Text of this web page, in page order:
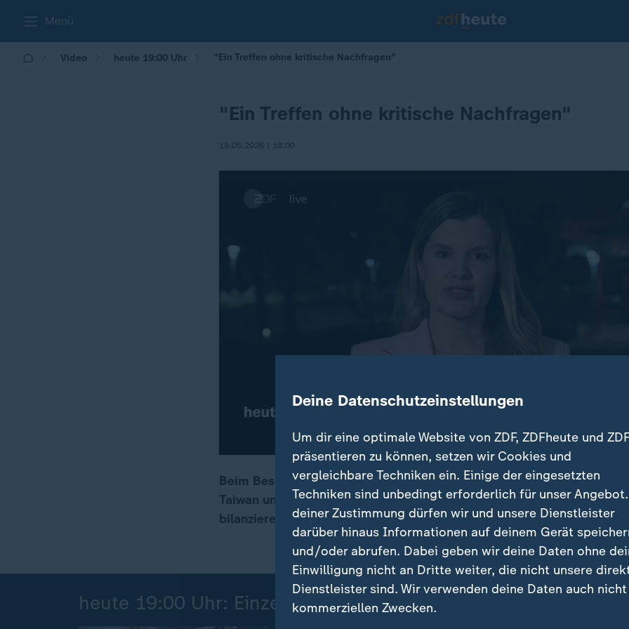
Menü
Video heute 19:00 Uhr "Ein Treffen ohne kritische Nachfragen"
"Ein Treffen ohne kritische Nachfragen"
15.05.2026 | 19:00
00:17 02:48
Beim Besuch von US-Präsident Trump in China ging es um
Taiwan und Iran. Die ZDF-Korrespondenten Elisabeth Schmidt und
bilanzieren die Ergebnisse.
heute 19:00 Uhr: Einzelbeiträge
Deine Datenschutzeinstellungen
Um dir eine optimale Website von ZDF, ZDFheute und
präsentieren zu können, setzen wir Cookies und
vergleichbare Techniken ein. Einige der eingesetzten
Techniken sind unbedingt erforderlich für unser
deiner Zustimmung dürfen wir und unsere Dienstleister
darüber hinaus Informationen auf deinem Gerät
und/oder abrufen. Dabei geben wir deine Daten ohne
Einwilligung nicht an Dritte weiter, die nicht unsere
Dienstleister sind. Wir verwenden deine Daten auch nicht
kommerziellen Zwecken.